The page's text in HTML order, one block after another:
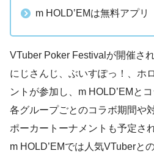
m HOLD’EMは無料アプリ
VTuber Poker Festivalが開催され
にじさんじ、ぶいすぽっ！、ホ
ントが参加し、m HOLD’EMとコ
各グループごとのコラボ期間や
ポーカートーナメントも予定さ
m HOLD’EMでは人気VTuberと